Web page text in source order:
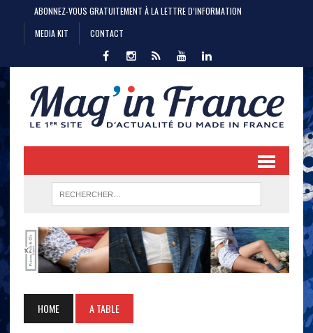
ABONNEZ-VOUS GRATUITEMENT À LA LETTRE D’INFORMATION
MEDIA KIT
CONTACT
HOME A TABLE